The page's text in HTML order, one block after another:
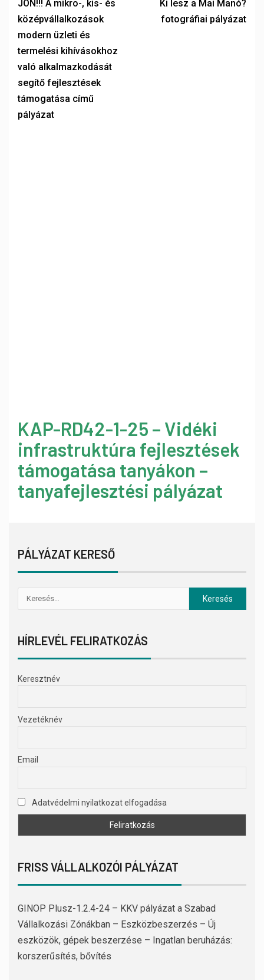
JÖN!!! A mikro-, kis- és
középvállalkozások
modern üzleti és
termelési kihívásokhoz
való alkalmazkodását
segítő fejlesztések
támogatása című
pályázat
Ki lesz a Mai Manó?
fotográfiai pályázat
KAP-RD42-1-25 – Vidéki
infrastruktúra fejlesztések
támogatása tanyákon –
tanyafejlesztési pályázat
PÁLYÁZAT KERESŐ
HÍRLEVÉL FELIRATKOZÁS
Keresztnév
Vezetéknév
Email
Adatvédelmi nyilatkozat elfogadása
FRISS VÁLLALKOZÓI PÁLYÁZAT
GINOP Plusz-1.2.4-24 – KKV pályázat a Szabad
Vállalkozási Zónákban – Eszközbeszerzés – Új
eszközök, gépek beszerzése – Ingatlan beruházás:
korszerűsítés, bővítés